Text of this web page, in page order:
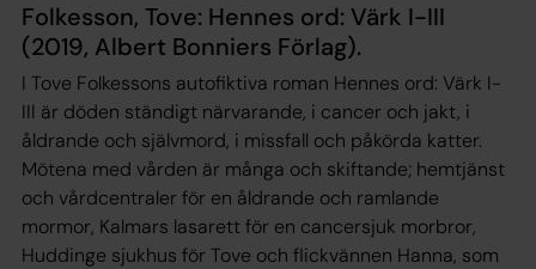
Folkesson, Tove: Hennes ord: Värk I-III
(2019, Albert Bonniers Förlag).
I Tove Folkessons autofiktiva roman Hennes ord: Värk I-
III är döden ständigt närvarande, i cancer och jakt, i
åldrande och självmord, i missfall och påkörda katter.
Mötena med vården är många och skiftande; hemtjänst
och vårdcentraler för en åldrande och ramlande
mormor, Kalmars lasarett för en cancersjuk morbror,
Huddinge sjukhus för Tove och flickvännen Hanna, som